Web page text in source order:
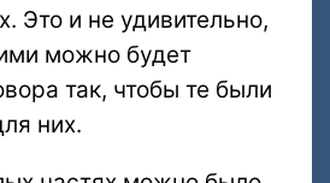
Это и не удивительно,
можно будет
так, чтобы те были
них.